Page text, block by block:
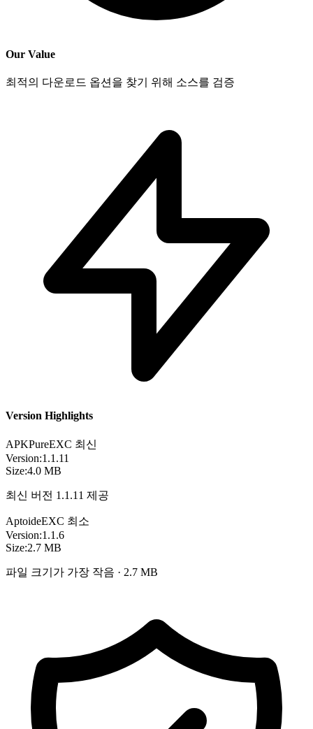
Our Value
최적의 다운로드 옵션을 찾기 위해 소스를 검증
Version Highlights
APKPureEXC 최신
Version:1.1.11
Size:4.0 MB
최신 버전 1.1.11 제공
AptoideEXC 최소
Version:1.1.6
Size:2.7 MB
파일 크기가 가장 작음 · 2.7 MB